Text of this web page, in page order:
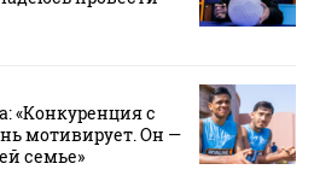
«Конкуренция с
мотивирует. Он —
семье»